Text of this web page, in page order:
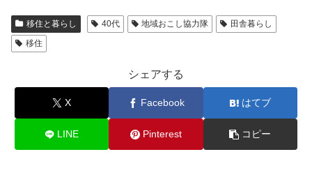
移住と暮らし 40代 地域おこし協力隊
田舎暮らし
移住
シェアする
X Facebook はてブ
LINE Pinterest コピー